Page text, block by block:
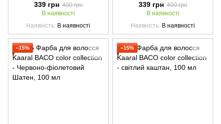
339 грн 400 грн
В наявності
Наявність В наявності
339 грн 400 грн
В наявності
Наявність В наявності
−15% −15%